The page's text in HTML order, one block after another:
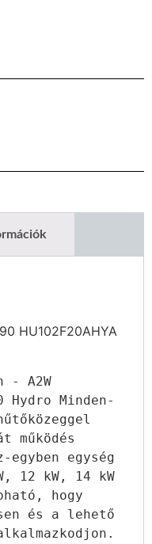
HU102F20AHYA
- A2W
Hydro Minden-
működés
egyben egység
12 kW, 14 kW
hogy
és a lehető